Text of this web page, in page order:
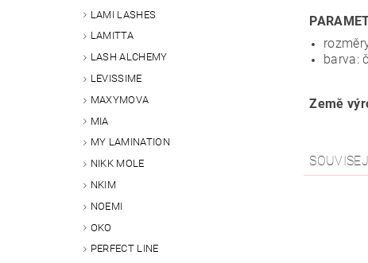
LAMI LASHES
LAMITTA
LASH ALCHEMY
LEVISSIME
MAXYMOVA
MIA
MY LAMINATION
NIKK MOLE
NKIM
NOEMI
OKO
PERFECT LINE
barva:
Země